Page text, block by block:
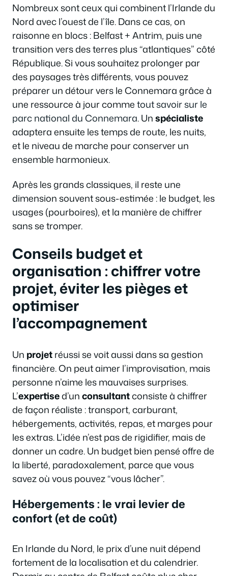
Nombreux sont ceux qui combinent l’Irlande du
Nord avec l’ouest de l’île. Dans ce cas, on
raisonne en blocs : Belfast + Antrim, puis une
transition vers des terres plus “atlantiques” côté
République. Si vous souhaitez prolonger par
des paysages très différents, vous pouvez
préparer un détour vers le Connemara grâce à
une ressource à jour commetout savoir sur le
parc national du Connemara. Unspécialiste
adaptera ensuite les temps de route, les nuits,
et le niveau de marche pour conserver un
ensemble harmonieux.
Après les grands classiques, il reste une
dimension souvent sous-estimée : le budget, les
usages (pourboires), et la manière de chiffrer
sans se tromper.
Conseils budget et
organisation : chiffrer votre
projet, éviter les pièges et
optimiser
l’accompagnement
Un projetréussi se voit aussi dans sa gestion
financière. On peut aimer l’improvisation, mais
personne n’aime les mauvaises surprises.
L’expertised’unconsultantconsiste à chiffrer
de façon réaliste : transport, carburant,
hébergements, activités, repas, et marges pour
les extras. L’idée n’est pas de rigidifier, mais de
donner un cadre. Un budget bien pensé offre de
la liberté, paradoxalement, parce que vous
savez où vous pouvez “vous lâcher”.
Hébergements : le vrai levier de
confort (et de coût)
En Irlande du Nord, le prix d’une nuit dépend
fortement de la localisation et du calendrier.